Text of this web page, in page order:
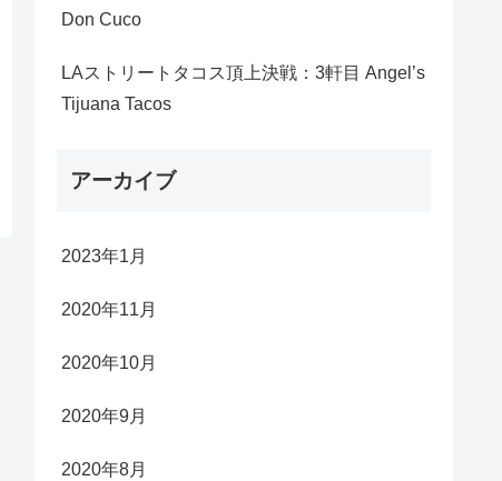
Don Cuco
LAストリートタコス頂上決戦：3軒目 Angel’s
Tijuana Tacos
アーカイブ
2023年1月
2020年11月
2020年10月
2020年9月
2020年8月